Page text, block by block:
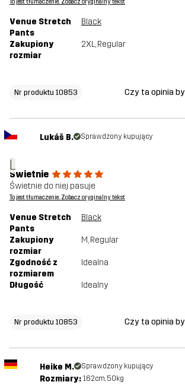
To jest tłumaczenie. Zobacz oryginalny tekst
Venue Stretch
Pants
Black
Zakupiony
rozmiar
2XL, Regular
Nr produktu 10853 Czy ta opinia
L
Lukáš B. Sprawdzony kupujący
Świetnie
Świetnie do niej pasuje
To jest tłumaczenie. Zobacz oryginalny tekst
Venue Stretch
Pants
Black
Zakupiony
rozmiar
M, Regular
Zgodność z
rozmiarem
Idealna
Długość Idealny
Nr produktu 10853 Czy ta opinia
Heike M. Sprawdzony kupujący
Rozmiary: 162cm, 50kg